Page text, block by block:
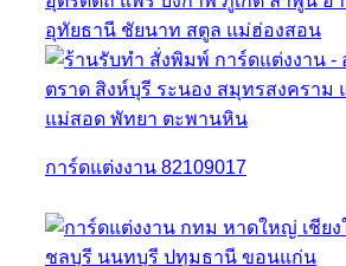
การ์ดแต่งงาน 82109017